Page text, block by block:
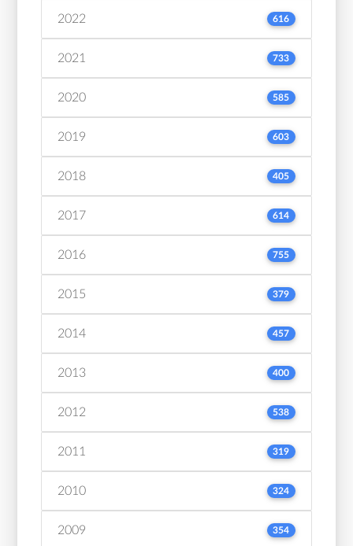
2022 616
2021 733
2020 585
2019 603
2018 405
2017 614
2016 755
2015 379
2014 457
2013 400
2012 538
2011 319
2010 324
2009 354